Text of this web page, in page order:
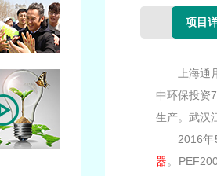
项目
上海
中环保投资
生产。武汉
2016
器。